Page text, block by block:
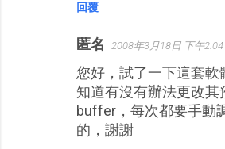
回覆
匿名 2008年3月18日 下午2:04
您好，試了一下這套軟
知道有沒有辦法更改其
buffer，每次都要手動
的，謝謝